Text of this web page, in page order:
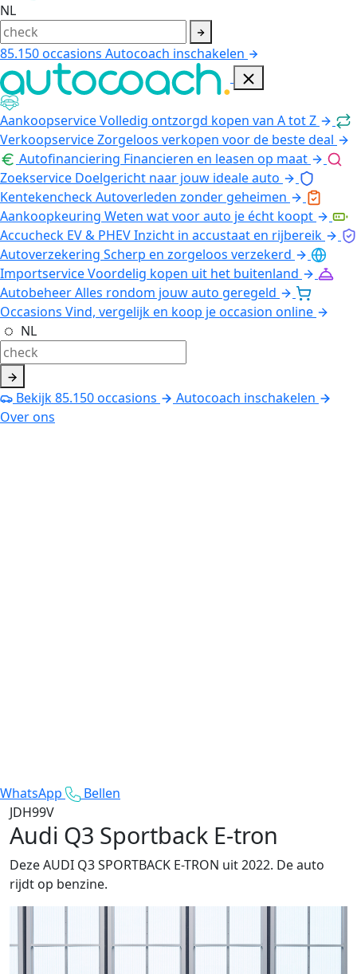
NL
85.150occasions Autocoach inschakelen
AankoopserviceVolledig ontzorgd kopen van A tot Z
VerkoopserviceZorgeloos verkopen voor de beste deal
Autofinanciering Financieren en leasen op maat
Zoekservice Doelgericht naar jouw ideale auto
KentekencheckAutoverleden zonder geheimen
Aankoopkeuring Weten wat voor auto je écht koopt
Accucheck EV & PHEVInzicht in accustaat en rijbereik
Autoverzekering Scherp en zorgeloos verzekerd
ImportserviceVoordelig kopen uit het buitenland
AutobeheerAlles rondom jouw auto geregeld
Occasions Vind, vergelijk en koop je occasion online
NL
Bekijk85.150occasions
Autocoach inschakelen
Over ons
WhatsApp
Bellen
JDH99V
Audi Q3 Sportback E-tron
Deze AUDI Q3 SPORTBACK E-TRON uit 2022. De auto
rijdt op benzine.